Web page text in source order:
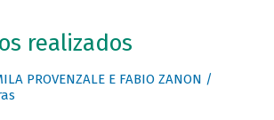
realizados
PROVENZALE E FABIO ZANON /